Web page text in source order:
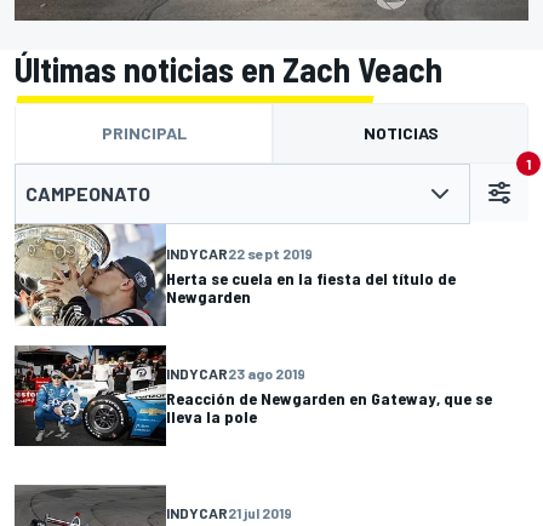
Últimas noticias en Zach Veach
PRINCIPAL NOTICIAS
CAMPEONATO
1
INDYCAR22 sept 2019
Herta se cuela en la fiesta del título de
Newgarden
INDYCAR23 ago 2019
Reacción de Newgarden en Gateway, que se
lleva la pole
INDYCAR21 jul 2019